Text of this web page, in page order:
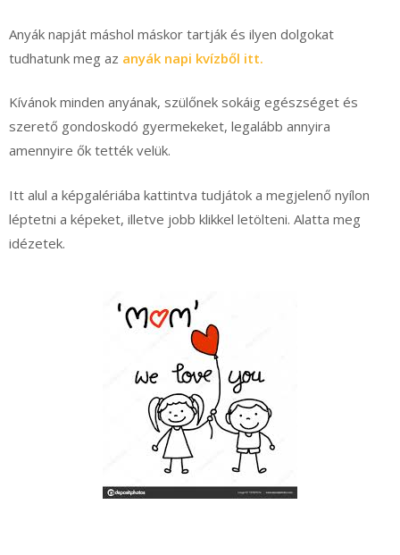
Anyák napját máshol máskor tartják és ilyen dolgokat
tudhatunk meg az anyák napi kvízből itt.
Kívánok minden anyának, szülőnek sokáig egészséget és
szerető gondoskodó gyermekeket, legalább annyira
amennyire ők tették velük.
Itt alul a képgalériába kattintva tudjátok a megjelenő nyílon
léptetni a képeket, illetve jobb klikkel letölteni. Alatta meg
idézetek.